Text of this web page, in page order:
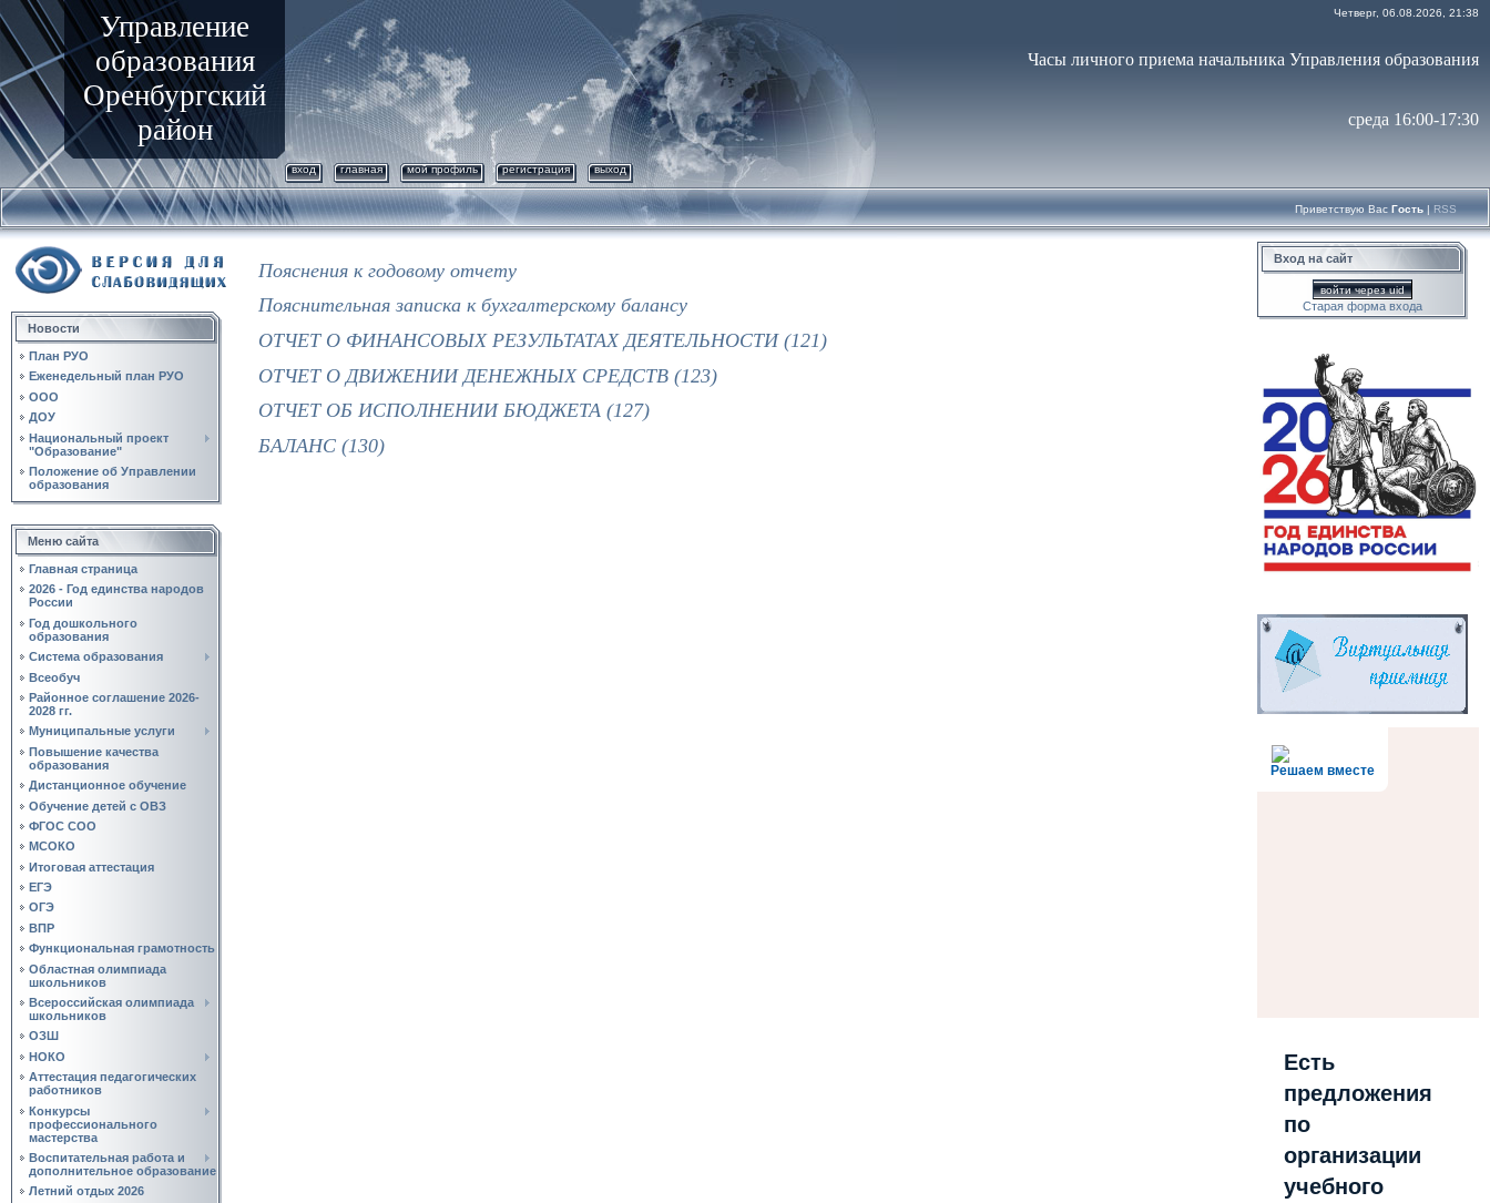
Управление
образования
Оренбургский
район
Четверг, 06.08.2026, 21:38
Часы личного приема начальника Управления образования
среда 16:00-17:30
вход главная мой профиль регистрация выход
Приветствую Вас Гость | RSS
Новости
План РУО
Еженедельный план РУО
ООО
ДОУ
Национальный проект
"Образование"
Положение об Управлении
образования
Меню сайта
Главная страница
2026 - Год единства народов
России
Год дошкольного
образования
Система образования
Всеобуч
Районное соглашение 2026-
2028 гг.
Муниципальные услуги
Повышение качества
образования
Дистанционное обучение
Обучение детей с ОВЗ
ФГОС СОО
МСОКО
Итоговая аттестация
ЕГЭ
ОГЭ
ВПР
Функциональная грамотность
Областная олимпиада
школьников
Всероссийская олимпиада
школьников
ОЗШ
НОКО
Аттестация педагогических
работников
Конкурсы
профессионального
мастерства
Воспитательная работа и
дополнительное образование
Летний отдых 2026
Пояснения к годовому отчету
Пояснительная записка к бухгалтерскому балансу
ОТЧЕТ О ФИНАНСОВЫХ РЕЗУЛЬТАТАХ ДЕЯТЕЛЬНОСТИ (121)
ОТЧЕТ О ДВИЖЕНИИ ДЕНЕЖНЫХ СРЕДСТВ (123)
ОТЧЕТ ОБ ИСПОЛНЕНИИ БЮДЖЕТА (127)
БАЛАНС (130)
Вход на сайт
войти через uid
Старая форма входа
Решаем вместе
Есть
предложения
по
организации
учебного